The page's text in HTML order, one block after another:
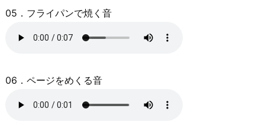
05．フライパンで焼く音
06．ページをめくる音